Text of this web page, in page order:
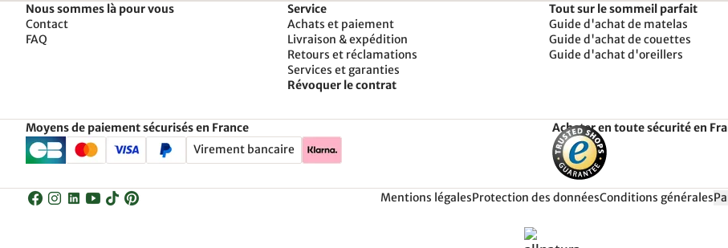
Nous sommes là pour vous
Contact
FAQ
Service
Achats et paiement
Livraison & expédition
Retours et réclamations
Services et garanties
Révoquer le contrat
Tout sur le sommeil parfait
Guide d'achat de matelas
Guide d'achat de couettes
Guide d'achat d'oreillers
Moyens de paiement sécurisés en France
Virement bancaire
Acheter en toute sécurité en
Mentions légalesProtection des donnéesConditions générales